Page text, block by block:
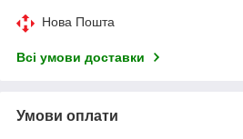
Нова Пошта
Всі умови доставки
Умови оплати